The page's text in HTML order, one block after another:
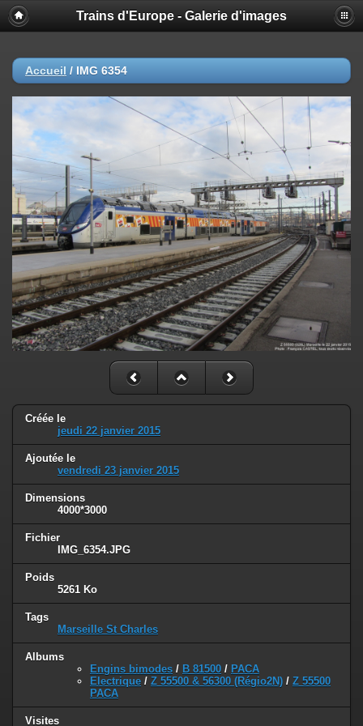
Trains d'Europe - Galerie d'images
Accueil / IMG 6354
Créée le
jeudi 22 janvier 2015
Ajoutée le
vendredi 23 janvier 2015
Dimensions
4000*3000
Fichier
IMG_6354.JPG
Poids
5261 Ko
Tags
Marseille St Charles
Albums
Engins bimodes / B 81500 / PACA
Electrique / Z 55500 & 56300 (Régio2N) / Z 55500
PACA
Visites